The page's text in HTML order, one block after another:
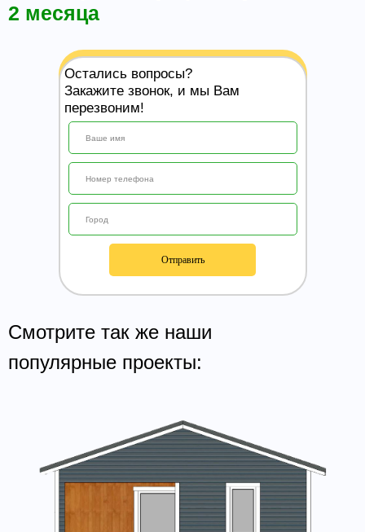
Отправить
Остались вопросы?
Закажите звонок, и мы Вам
перезвоним!
2 месяца
Смотрите так же наши
популярные проекты: